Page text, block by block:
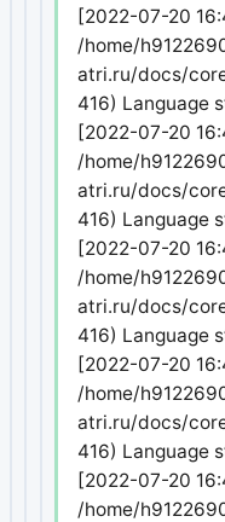
[2022-07-20
/home/
atri.ru/docs/
416) Language
[2022-07-20
/home/
atri.ru/docs/
416) Language
[2022-07-20
/home/
atri.ru/docs/
416) Language
[2022-07-20
/home/
atri.ru/docs/
416) Language
[2022-07-20
/home/